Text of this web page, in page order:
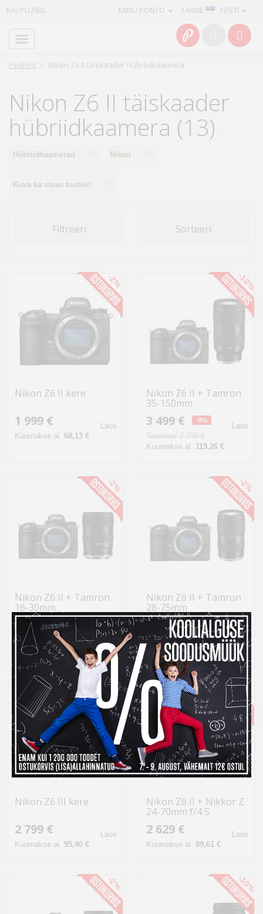
KAUPLUSED TARNE · EESTI
MINU KONTO
Pealeht » Nikon Z6 II täiskaader hübriidkaamera
Nikon Z6 II täiskaader
hübriidkaamera (13)
Hübriidkaamerad Nikon
Kuva ka otsas tooteid
Filtreeri Sorteeri
Nikon Z6 II kere
1 999 €
Kuumakse al. 68,13 €
Laos
-2%
Nikon Z6 II + Tamron
35-150mm
3 499 € -8%
Tavahind 3 798 €
Kuumakse al. 119,26 €
Laos
-10%
Nikon Z6 II + Tamron
16-30mm
2 779 € -6%
Tavahind 2 958 €
Kuumakse al. 94,72 €
Laos
-2%
Nikon Z6 II + Tamron
28-75mm
2 679 € -6%
Tavahind 2 848 €
Kuumakse al.
91,31 €
Laos
-2%
Nikon Z6 III kere
2 799 €
Kuumakse al. 95,40 €
Laos
-2%
Nikon Z6 II + Nikkor Z
24-70mm f/4 S
2 629 €
Kuumakse al. 89,61 €
Laos
-2%
-2% -10%
Info
Ilu
tervis
Sport
hobi